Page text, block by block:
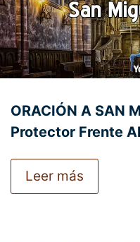
ORACIÓN A SAN
Protector Frente
Leer más